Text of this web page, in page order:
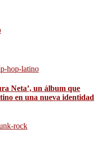
Neta’, un álbum que
en una nueva identidad